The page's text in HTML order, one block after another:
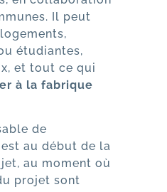
Il peut
étudiantes,
et tout ce qui
à la fabrique
de
au début de la
au moment où
projet sont